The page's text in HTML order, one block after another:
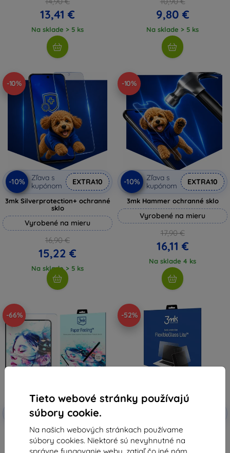
Tieto webové stránky používajú
súbory cookie.
Na našich webových stránkach používame
súbory cookies. Niektoré sú nevyhnutné na
správne fungovanie webu, zatiaľ čo iné nám
13,41 €
Na sklade > 5 ks
9,80 €
Na sklade > 5 ks
-10%
-10%
Zľava s
kupónom
EXTRA10
3mk Silverprotection+ ochranné
sklo
Vyrobené na mieru
16,90 €
15,22 €
Na sklade > 5 ks
-10%
-10%
Zľava s
kupónom
EXTRA10
3mk Hammer ochranné sklo
Vyrobené na mieru
17,90 €
16,11 €
Na sklade 4 ks
-66%
Zľava s
kupónom
EXTRA10
3MK PaperFeeling PocketBook
Touch Lux 3, 2 ks ochranná fólia
(5903108514958)
-52%
3MK FlexibleGlass Lite
PocketBook Touch Lux 3,
hybridné tvrdené sklo Lite